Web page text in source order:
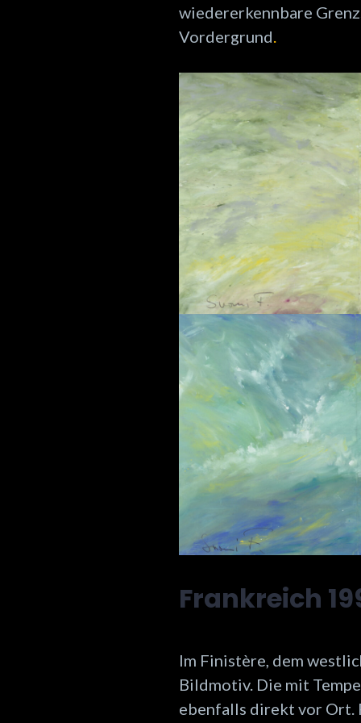
wiedererkennbare
Vordergrund.
Frankreich
Im Finistère, dem
Bildmotiv. Die mit
ebenfalls direkt vor Ort.